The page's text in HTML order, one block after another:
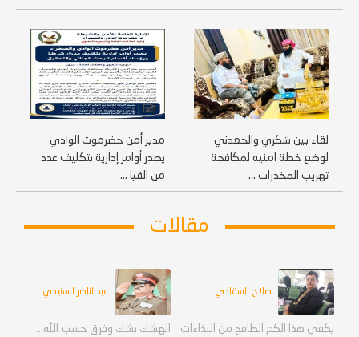
لقاء بين شكري والجعدني
لوضع خطة امنيه لمكافحة
تهريب المخدرات ...
مدير أمن حضرموت الوادي
يصدر أوامر إدارية بتكليف عدد
من القيا ...
مقالات
صلاح السقلدي
يكفي هذا الكم الطافح من البذاءات
عبدالناصر السنيدي
الهشك بشك وفرق حسب الله...